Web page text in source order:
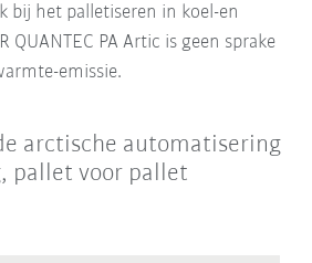
bij het palletiseren in koel-en
QUANTEC PA Artic is geen sprake
emissie.
arctische automatisering
pallet voor pallet